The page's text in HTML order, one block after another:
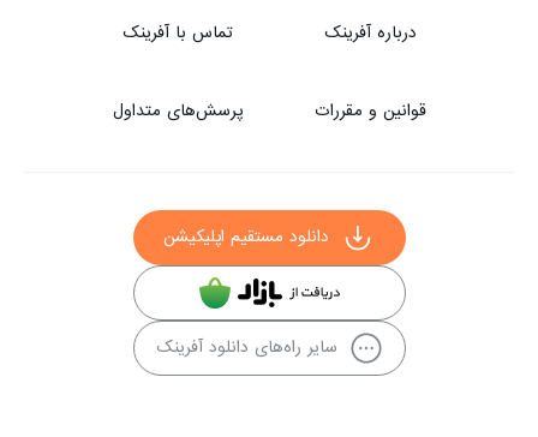
درباره آفرینک تماس با آفرینک
قوانین و مقررات پرسش‌های متداول
دانلود مستقیم اپلیکیشن
سایر راه‌های دانلود آفرینک